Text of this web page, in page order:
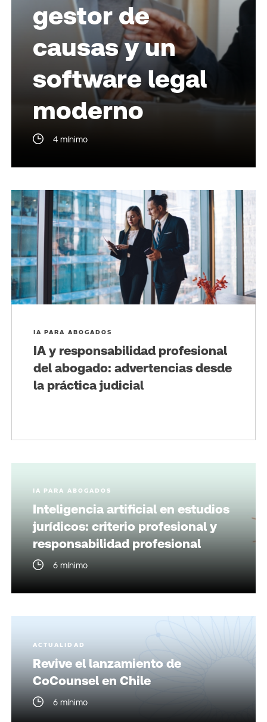
gestor de
causas y un
software legal
moderno
4 mínimo
IA PARA ABOGADOS
IA y responsabilidad profesional
del abogado: advertencias desde
la práctica judicial
IA PARA ABOGADOS
Inteligencia artificial en estudios
jurídicos: criterio profesional y
responsabilidad profesional
6 mínimo
ACTUALIDAD
Revive el lanzamiento de
CoCounsel en Chile
6 mínimo